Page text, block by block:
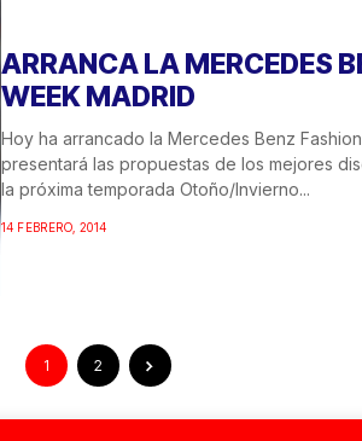
ARRANCA LA MERCEDES
WEEK MADRID
Hoy ha arrancado la Mercedes Benz
presentará las propuestas de los mejores
la próxima temporada Otoño/Invierno...
14 FEBRERO, 2014
1 2